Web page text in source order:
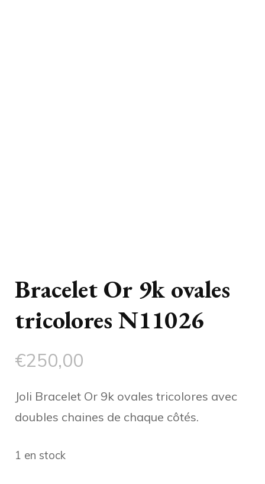
Bracelet Or 9k ovales
tricolores N11026
€250,00
Joli Bracelet Or 9k ovales tricolores avec
doubles chaines de chaque côtés.
1 en stock